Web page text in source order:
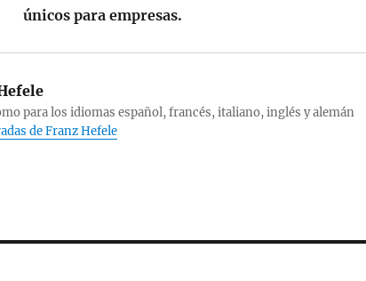
únicos para empresas.
para los idiomas español, francés, italiano, inglés y alemán
de Franz Hefele